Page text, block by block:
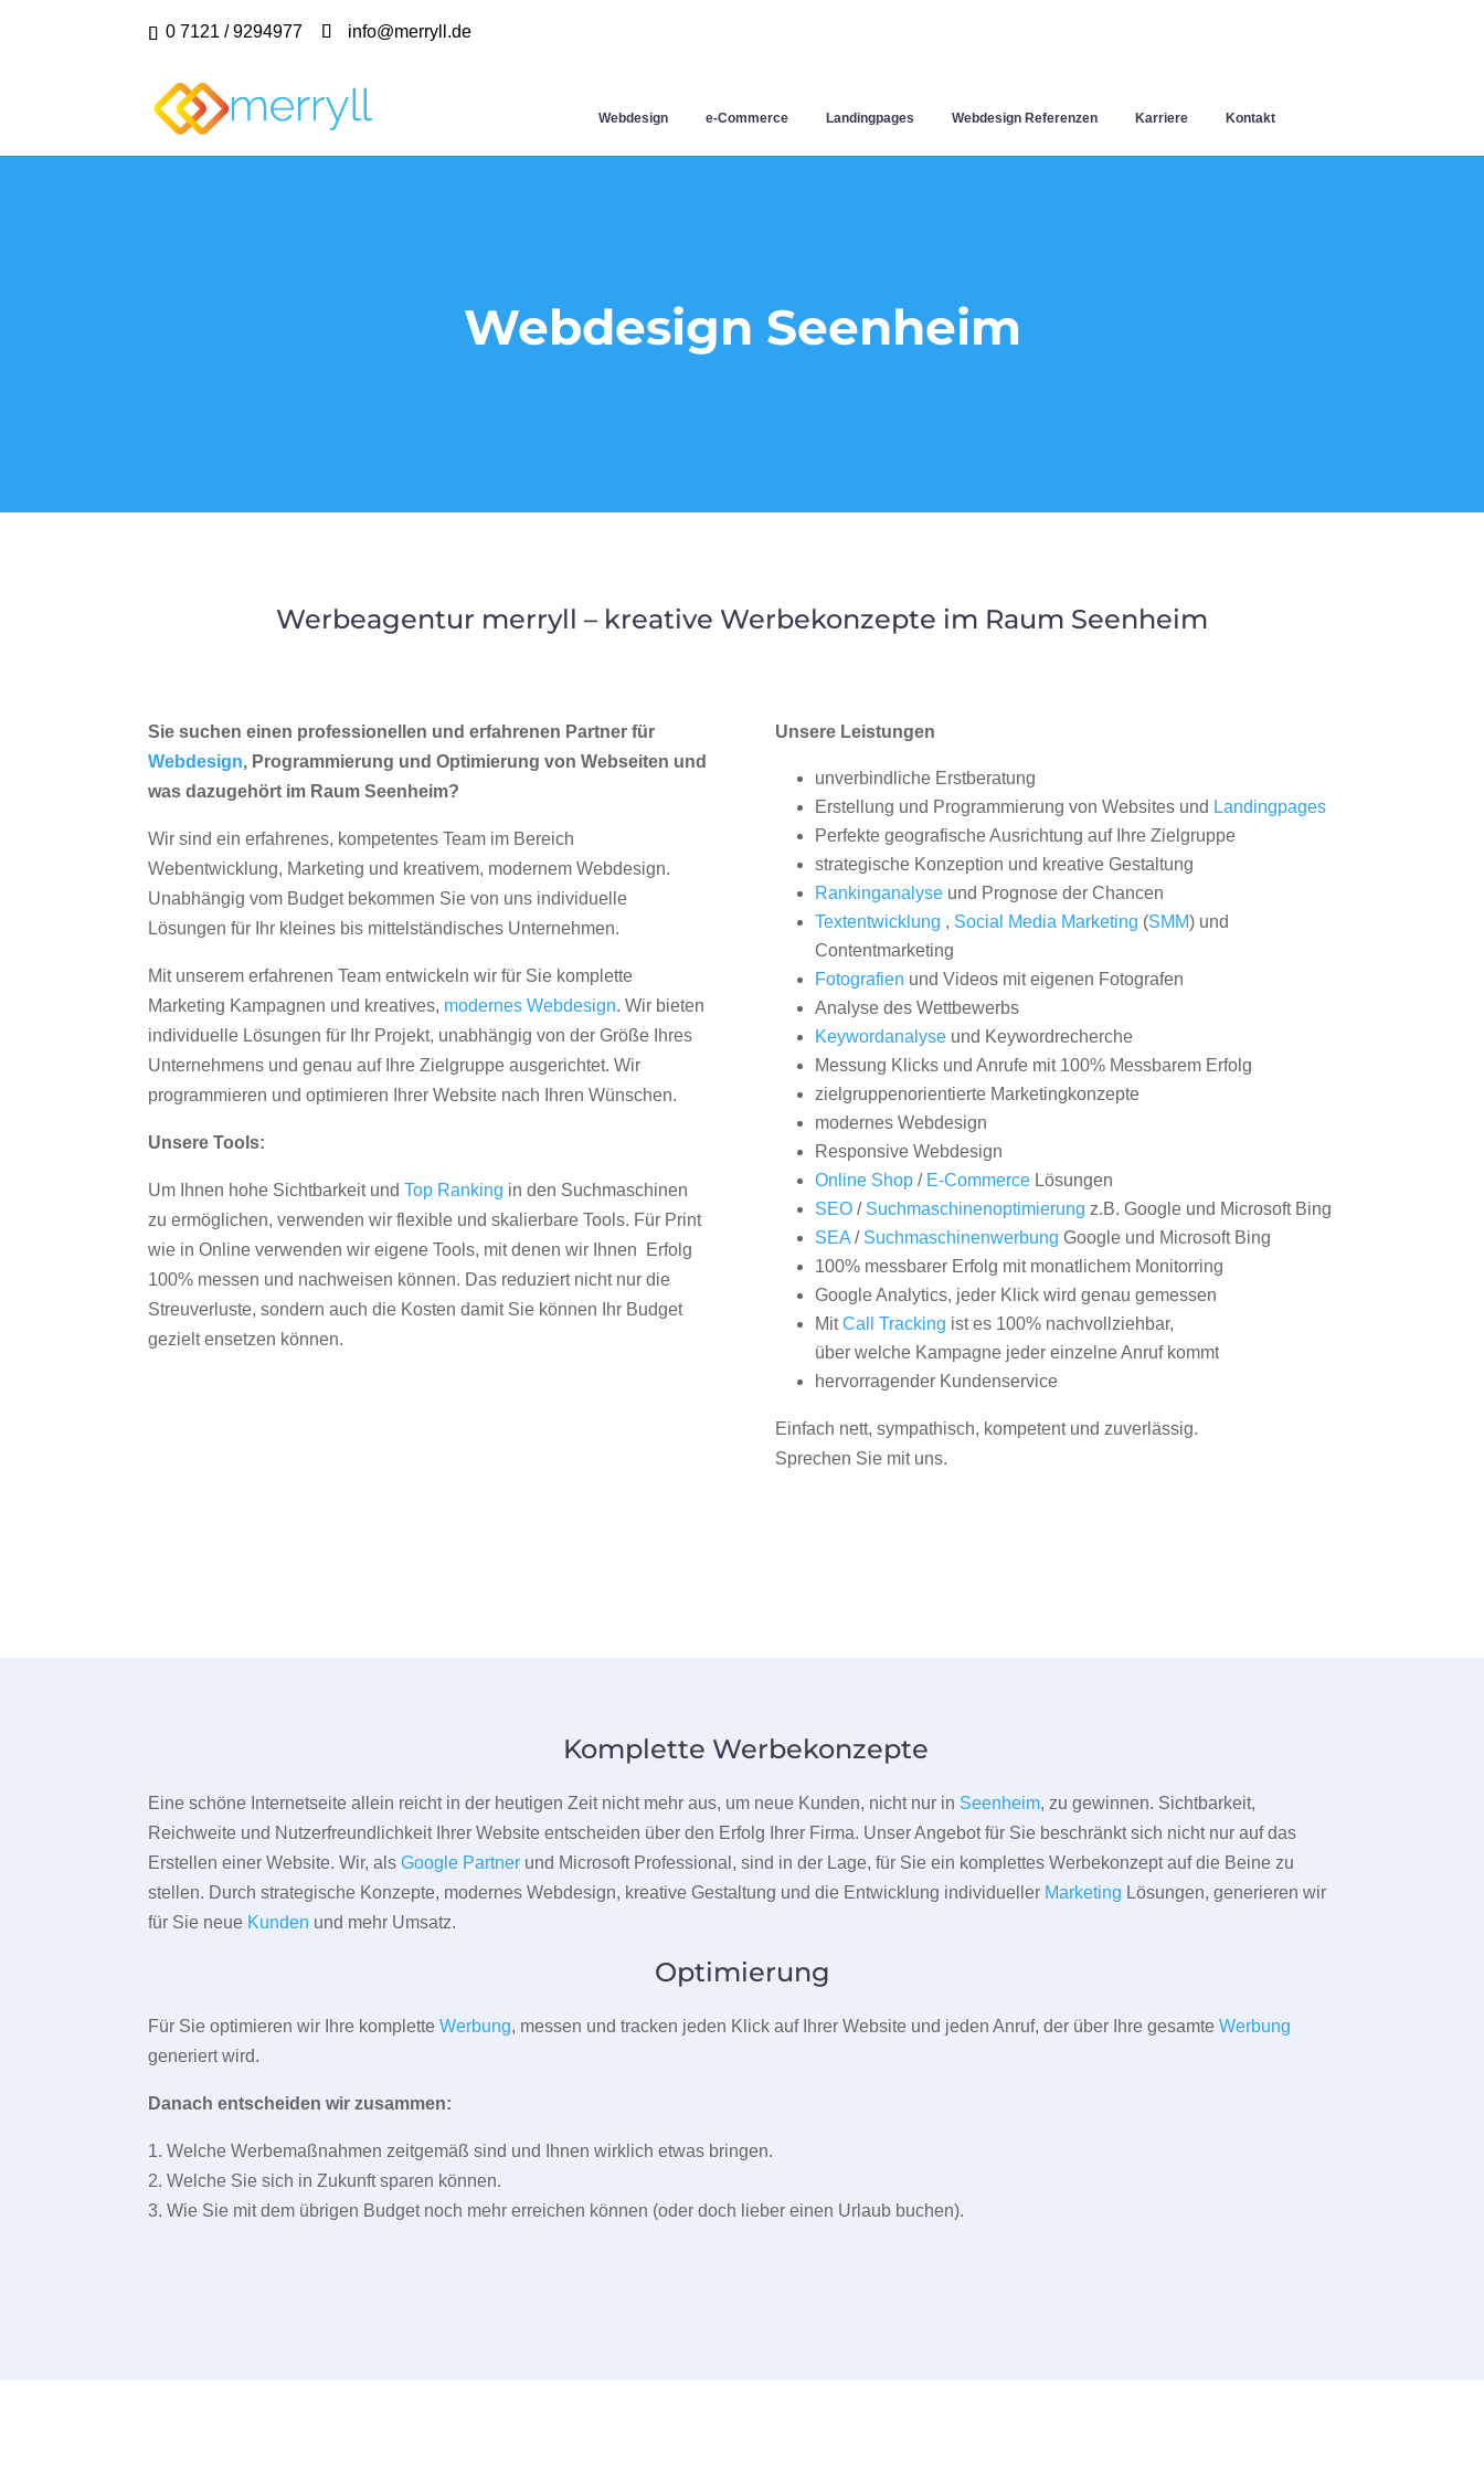
0 7121 / 9294977 info@merryll.de
Webdesign e-Commerce Landingpages Webdesign Referenzen Karriere Kontakt
Webdesign Seenheim
Werbeagentur merryll – kreative Werbekonzepte im Raum Seenheim
Sie suchen einen professionellen und erfahrenen Partner für
Webdesign, Programmierung und Optimierung von Webseiten und
was dazugehört im Raum Seenheim?
Wir sind ein erfahrenes, kompetentes Team im Bereich
Webentwicklung, Marketing und kreativem, modernem Webdesign.
Unabhängig vom Budget bekommen Sie von uns individuelle
Lösungen für Ihr kleines bis mittelständisches Unternehmen.
Mit unserem erfahrenen Team entwickeln wir für Sie komplette
Marketing Kampagnen und kreatives, modernes Webdesign. Wir bieten
individuelle Lösungen für Ihr Projekt, unabhängig von der Größe Ihres
Unternehmens und genau auf Ihre Zielgruppe ausgerichtet. Wir
programmieren und optimieren Ihrer Website nach Ihren Wünschen.
Unsere Tools:
Um Ihnen hohe Sichtbarkeit undTop Ranking in den Suchmaschinen
zu ermöglichen, verwenden wir flexible und skalierbare Tools. Für Print
wie in Online verwenden wir eigene Tools, mit denen wir Ihnen Erfolg
100% messen und nachweisen können. Das reduziert nicht nur die
Streuverluste, sondern auch die Kosten damit Sie können Ihr Budget
gezielt ensetzen können.
Unsere Leistungen
unverbindliche Erstberatung
Erstellung und Programmierung von Websites und Landingpages
Perfekte geografische Ausrichtung auf Ihre Zielgruppe
strategische Konzeption und kreative Gestaltung
Rankinganalyseund Prognose der Chancen
Textentwicklung , Social Media Marketing (SMM) und
Contentmarketing
Fotografien und Videos mit eigenen Fotografen
Analyse des Wettbewerbs
Keywordanalyseund Keywordrecherche
Messung Klicks und Anrufe mit 100% Messbarem Erfolg
zielgruppenorientierte Marketingkonzepte
modernes Webdesign
Responsive Webdesign
Online Shop/ E-CommerceLösungen
SEO/ Suchmaschinenoptimierung z.B. Google und Microsoft Bing
SEA/ Suchmaschinenwerbung Google und Microsoft Bing
100% messbarer Erfolg mit monatlichem Monitorring
Google Analytics, jeder Klick wird genau gemessen
MitCall Tracking ist es 100% nachvollziehbar,
über welche Kampagne jeder einzelne Anruf kommt
hervorragender Kundenservice
Einfach nett, sympathisch, kompetent und zuverlässig.
Sprechen Sie mit uns.
Komplette Werbekonzepte
Eine schöne Internetseite allein reicht in der heutigen Zeit nicht mehr aus, um neue Kunden, nicht nur in Seenheim, zu gewinnen. Sichtbarkeit,
Reichweite und Nutzerfreundlichkeit Ihrer Website entscheiden über den Erfolg Ihrer Firma. Unser Angebot für Sie beschränkt sich nicht nur auf das
Erstellen einer Website. Wir, alsGoogle Partner und Microsoft Professional, sind in der Lage, für Sie ein komplettes Werbekonzept auf die Beine zu
stellen. Durch strategische Konzepte, modernes Webdesign, kreative Gestaltung und die Entwicklung individueller Marketing Lösungen, generieren wir
für Sie neue Kunden und mehr Umsatz.
Optimierung
Für Sie optimieren wir Ihre kompletteWerbung, messen und tracken jeden Klick auf Ihrer Website und jeden Anruf, der über Ihre gesamteWerbung
generiert wird.
Danach entscheiden wir zusammen:
1. Welche Werbemaßnahmen zeitgemäß sind und Ihnen wirklich etwas bringen.
2. Welche Sie sich in Zukunft sparen können.
3. Wie Sie mit dem übrigen Budget noch mehr erreichen können (oder doch lieber einen Urlaub buchen).